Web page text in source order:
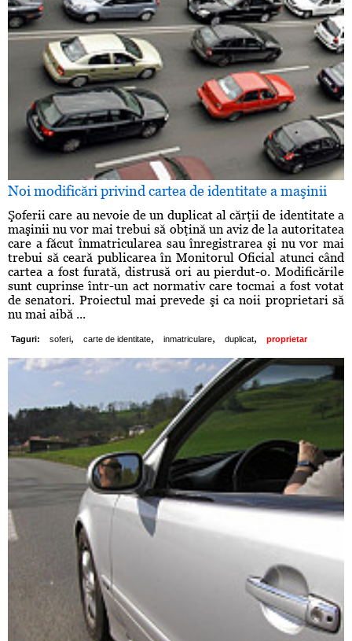
Noi modificări privind cartea de identitate a maşinii
Şoferii care au nevoie de un duplicat al cărţii de identitate a
maşinii nu vor mai trebui să obţină un aviz de la autoritatea
care a făcut înmatricularea sau înregistrarea şi nu vor mai
trebui să ceară publicarea în Monitorul Oficial atunci când
cartea a fost furată, distrusă ori au pierdut-o. Modificările
sunt cuprinse într-un act normativ care tocmai a fost votat
de senatori. Proiectul mai prevede şi ca noii proprietari să
nu mai aibă ...
Taguri: soferi, carte de identitate, inmatriculare, duplicat, proprietar